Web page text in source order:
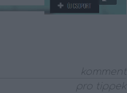
komment
pro tippek